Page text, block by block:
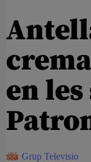
en les
Grup Televisio